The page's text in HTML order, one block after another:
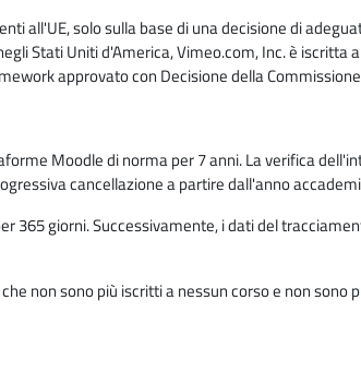
all'UE, solo sulla base di una decisione di
Stati Uniti d'America, Vimeo.com, Inc. è iscritta
approvato con Decisione della
Moodle di norma per 7 anni. La verifica
cancellazione a partire dall'anno
365 giorni. Successivamente, i dati del
non sono più iscritti a nessun corso e non